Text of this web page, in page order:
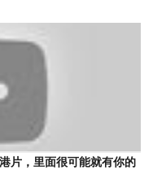
片，里面很可能就有你的